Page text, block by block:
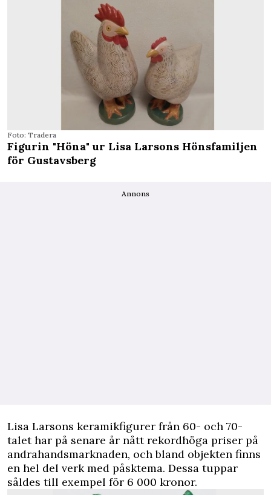
Foto: Tradera
Figurin "Höna" ur Lisa Larsons Hönsfamiljen
för Gustavsberg
Annons
Lisa Larsons keramikfigurer från 60- och 70-
talet har på senare år nått rekordhöga priser på
andrahandsmarknaden, och bland objekten finns
en hel del verk med påsktema. Dessa tuppar
såldes till exempel för 6 000 kronor.